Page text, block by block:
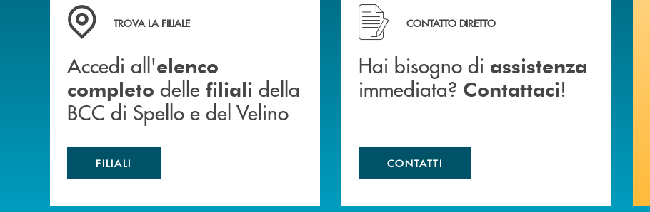
Accedi all' elenco completo delle filiali della BCC di Spello e del Velino
TROVA LA FILIALE
Accedi all'elenco
completo delle filiali della
BCC di Spello e del Velino
FILIALI
Hai bisogno di assistenza immediata? Contattaci !
CONTATTO DIRETTO
Hai bisogno di assistenza
immediata? Contattaci!
CONTATTI